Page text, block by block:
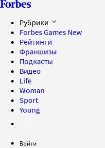
Рубрики
Forbes Games New
Рейтинги
Франшизы
Подкасты
Видео
Life
Woman
Sport
Young
Войти